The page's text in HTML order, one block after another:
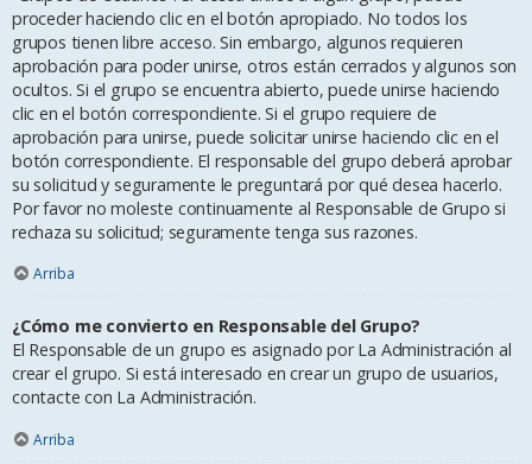
proceder haciendo clic en el botón apropiado. No todos los
grupos tienen libre acceso. Sin embargo, algunos requieren
aprobación para poder unirse, otros están cerrados y algunos son
ocultos. Si el grupo se encuentra abierto, puede unirse haciendo
clic en el botón correspondiente. Si el grupo requiere de
aprobación para unirse, puede solicitar unirse haciendo clic en el
botón correspondiente. El responsable del grupo deberá aprobar
su solicitud y seguramente le preguntará por qué desea hacerlo.
Por favor no moleste continuamente al Responsable de Grupo si
rechaza su solicitud; seguramente tenga sus razones.
Arriba
¿Cómo me convierto en Responsable del Grupo?
El Responsable de un grupo es asignado por La Administración al
crear el grupo. Si está interesado en crear un grupo de usuarios,
contacte con La Administración.
Arriba